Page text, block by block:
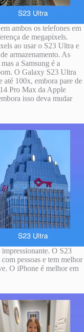
ambos os telefones em
de megapixels.
ao usar o S23 Ultra e
armazenamento. As
a Samsung é a
O Galaxy S23 Ultra
100x, embora pare de
Pro‌ Max da Apple
isso deva mudar
O S23
pessoas e tem melhor
O iPhone é melhor em